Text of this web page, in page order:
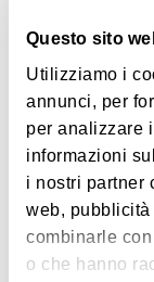
Questo sito
Utilizziamo i
annunci, per
per analizzare
informazioni
i nostri partner
web,
combinarle
o che hanno
Chiesa di Santa
Via Savena
40052 Baricella
COME ARRIVARE
Interessi